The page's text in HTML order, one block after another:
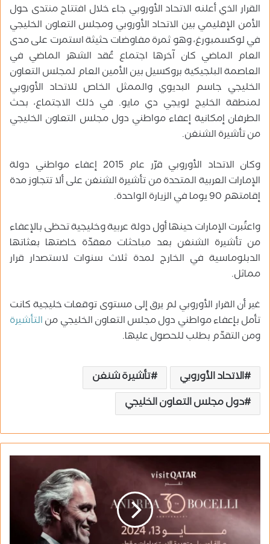
القرار الذي أعلنه الاتحاد الأوروبي جاء خلال افتتاح منتدى حول
الأمن الإقليمي بين الاتحاد الأوروبي ومجلس التعاون الخليجي
في لوكسمبورغ، وهو ثمرة مفاوضات حثيثة استمرت على مدى
العام الماضي كان آخرها اجتماع عُقد الشهر الماضي في
العاصمة البلجيكية بروكسيل بين الأمين العام لمجلس التعاون
الخليجي جاسم البديوي والممثل الخاص للاتحاد الأوروبي
لمنطقة الخليج لويجي دي مايو. في ذلك الاجتماع، بحث
الطرفان إمكانية إعفاء مواطني دول مجلس التعاون الخليجي
من تأشيرة الشنغن.
وكان الاتحاد الأوروبي قرّر عام 2015 إعفاء مواطني دولة
الإمارات العربية المتحدة من تأشيرة الشنغن على ألا تتجاوز مدة
إقامتهم 90 يوما في الزيارة الواحدة.
واعتُبرت الإمارات حينها أول دولة عربية وخليجية تحظى بالإعفاء
من تأشيرة الشنغن بعد مباحثات معقدّة خاضتها بعثاتها
الدبلوماسية في الخارج لمدة ثلاث سنوات لاستصدار قرار
مماثل.
غير أن القرار الأوروبي لم يرق إلى مستوى توقعات خليجية كانت
تأمل بإعفاء مواطني دول مجلس التعاون الخليجي منالتأشيرة
ومن التقدّم بطلب للحصول عليها.
الاتحاد الأوروبي
تأشيرة شنغن
دول مجلس التعاون الخليجي